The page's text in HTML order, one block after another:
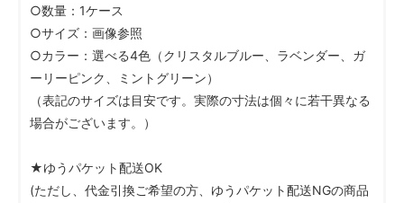
○数量：1ケース
○サイズ：画像参照
○カラー：選べる4色（クリスタルブルー、ラベンダー、ガ
ーリーピンク、ミントグリーン）
（表記のサイズは目安です。実際の寸法は個々に若干異なる
場合がございます。）
★ゆうパケット配送OK
(ただし、代金引換ご希望の方、ゆうパケット配送NGの商品